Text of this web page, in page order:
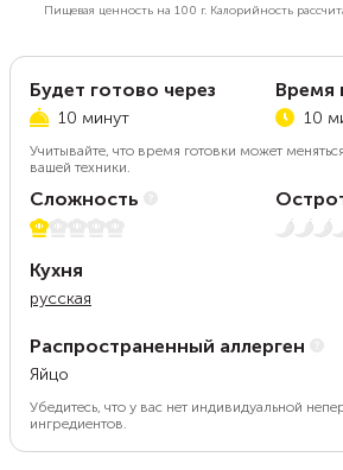
Пищевая ценность на 100 г.Калорийность
Будет готово через
10 минут
Время
10
Учитывайте, что время готовки может
вашей техники.
Сложность
1 из 5
Нет
Кухня
русская
Распространенный аллерген
Яйцо
Убедитесь, что у вас нет индивидуальной
ингредиентов.